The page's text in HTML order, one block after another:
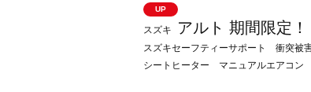
UP
スズキ アルト 期間限定
スズキセーフティーサポート 衝突
シートヒーター マニュアルエアコン